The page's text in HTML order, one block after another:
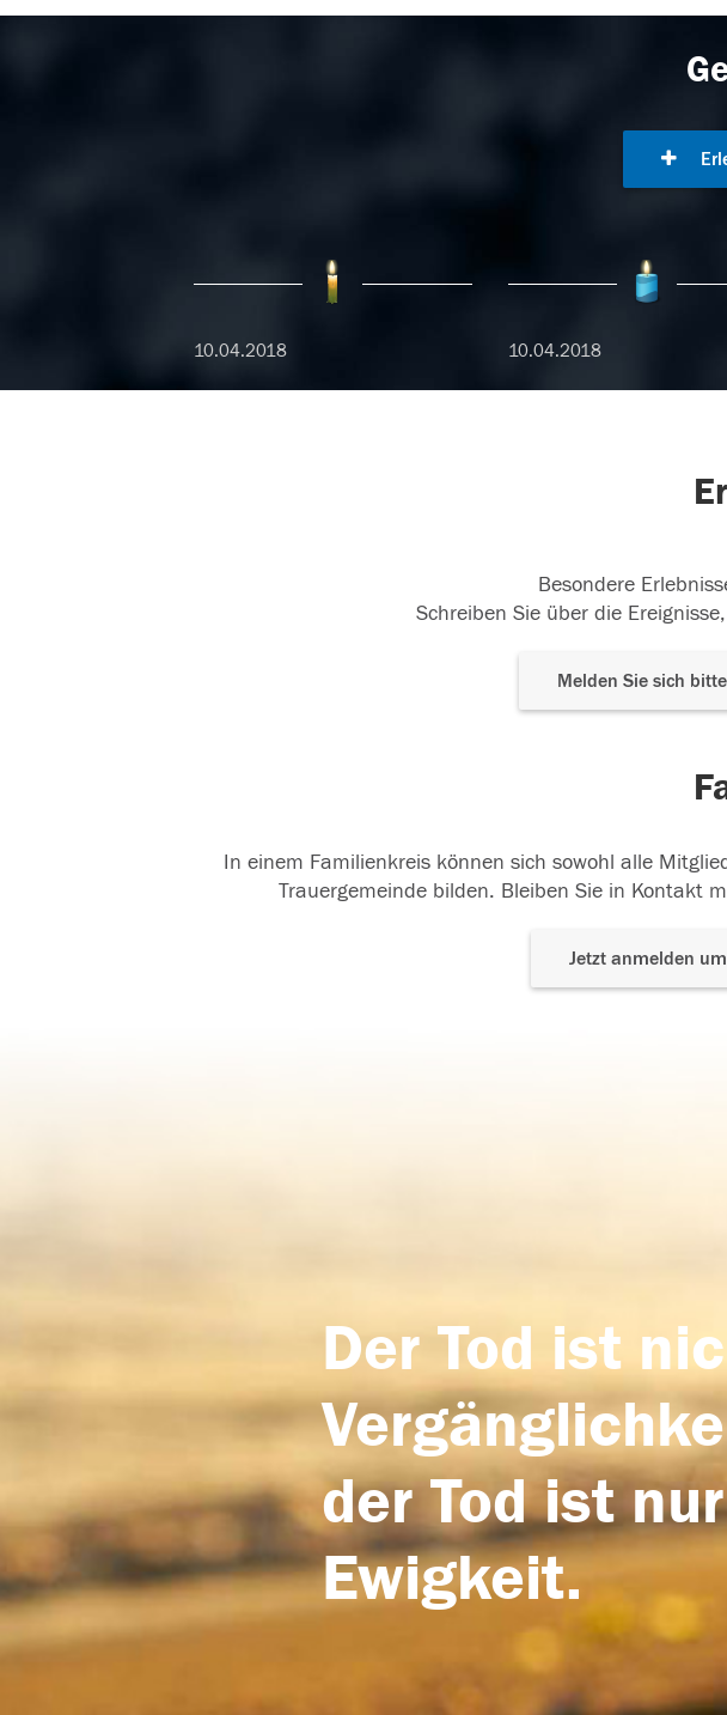
10.04.2018 10.04.2018
Besondere
Schreiben Sie über die
Melden Sie sich
In einem Familienkreis können sich sowohl alle
Trauergemeinde bilden. Bleiben Sie in Kontakt
Jetzt anmelden
Der Tod ist
der Tod ist
Ewigkeit.